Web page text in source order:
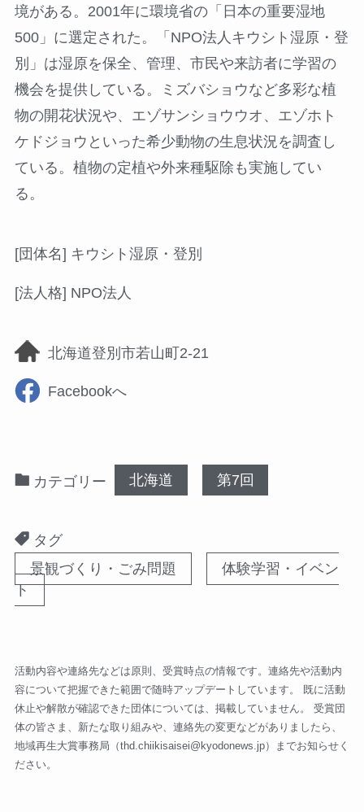
境がある。2001年に環境省の「日本の重要湿地
500」に選定された。「NPO法人キウシト湿原・登
別」は湿原を保全、管理、市民や来訪者に学習の
機会を提供している。ミズバショウなど多彩な植
物の開花状況や、エゾサンショウウオ、エゾホト
ケドジョウといった希少動物の生息状況を調査し
ている。植物の定植や外来種駆除も実施してい
る。
[団体名] キウシト湿原・登別
[法人格] NPO法人
北海道登別市若山町2-21
Facebookへ
カテゴリー 北海道 第7回
タグ
景観づくり・ごみ問題
体験学習・イベン
ト
活動内容や連絡先などは原則、受賞時点の情報です。連絡先や活動内
容について把握できた範囲で随時アップデートしています。 既に活動
休止や解散が確認できた団体については、掲載していません。 受賞団
体の皆さま、新たな取り組みや、連絡先の変更などがありましたら、
地域再生大賞事務局（thd.chiikisaisei@kyodonews.jp）までお知らせく
ださい。